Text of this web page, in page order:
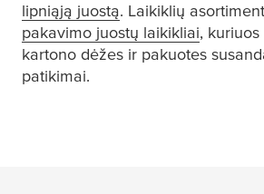
lipniąją juostą. Laikiklių
pakavimo juostų laikikliai,
kartono dėžes ir pakuotes
patikimai.